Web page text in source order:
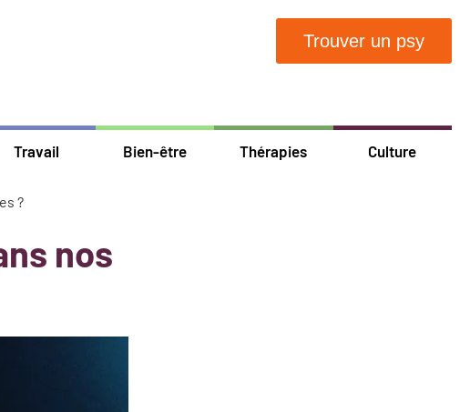
Trouver un psy
Travail Bien-être Thérapies Culture
?
nos